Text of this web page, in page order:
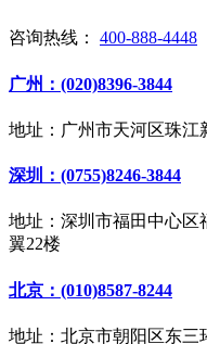
咨询热线： 400-888-4448
广州：(020)8396-3844
地址：广州市天河区珠江
深圳：(0755)8246-3844
地址：深圳市福田中心区
翼22楼
北京：(010)8587-8244
地址：北京市朝阳区东三